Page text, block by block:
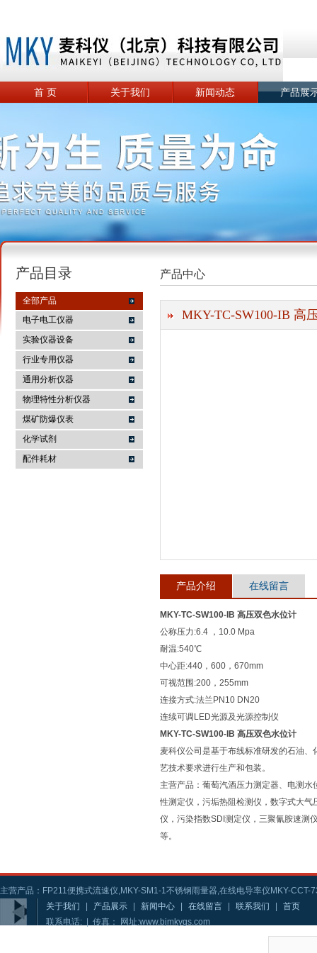
麦科仪（北京）科技有限公司
首 页 关于我们 新闻动态 产品展
产品目录
全部产品
电子电工仪器
实验仪器设备
行业专用仪器
通用分析仪器
物理特性分析仪器
煤矿防爆仪表
化学试剂
配件耗材
产品中心
MKY-TC-SW100-IB 高
产品介绍 在线留言
MKY-TC-SW100-IB 高压双色水位计
公称压力:6.4 ，10.0 Mpa
耐温:540℃
中心距:440，600，670mm
可视范围:200，255mm
连接方式:法兰PN10 DN20
连续可调LED光源及光源控制仪
MKY-TC-SW100-IB 高压双色水位计
麦科仪公司是基于布线标准研发的石油
艺技术要求进行生产和包装。
主营产品：葡萄汽酒压力测定器、电测
性测定仪，污垢热阻检测仪，数字式大
仪，污染指数SDI测定仪，三聚氰胺速测
等。
主营产品：FP211便携式流速仪,MKY-SM1-1不锈钢雨量器,在线电导率仪MKY-CCT-
关于我们
产品展示 新闻中心 在线留言 联系我们
首页
联系电话: | 传真： 网址:www.bjmkygs.com